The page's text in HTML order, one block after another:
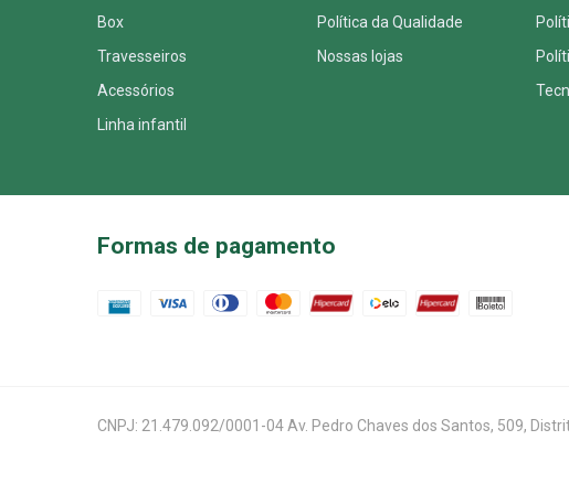
Box
Travesseiros
Acessórios
Linha infantil
Política da Qualidade
Nossas lojas
Formas de pagamento
CNPJ: 21.479.092/0001-04 Av. Pedro Chaves dos Santos, 509,